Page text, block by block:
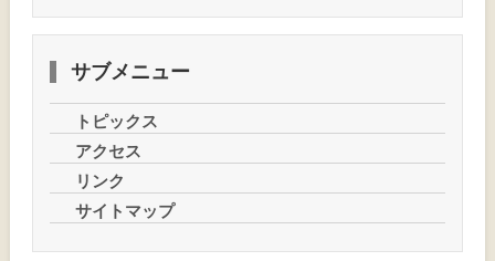
サブメニュー
トピックス
アクセス
リンク
サイトマップ